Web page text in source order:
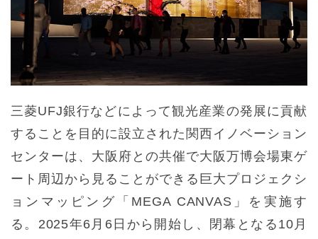
三菱UFJ銀行などによって観光産業の発展に貢献
することを目的に設立された関西イノベーション
センターは、大阪府との共催で大阪万博会場東ゲ
ート周辺から見ることができる巨大プロジェクシ
ョンマッピング「MEGA CANVAS」を実施す
る。2025年6月6日から開始し、閉幕となる10月